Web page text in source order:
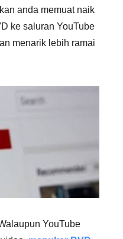
anda memuat naik
ke saluran YouTube
menarik lebih ramai
YouTube